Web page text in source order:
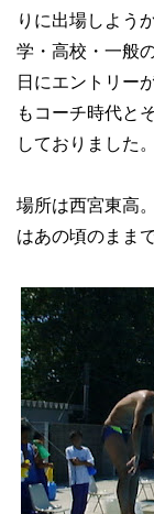
りに出場しよう
学・高校・一般
日にエントリー
もコーチ時代と
しておりました。
場所は西宮東高
はあの頃のままで